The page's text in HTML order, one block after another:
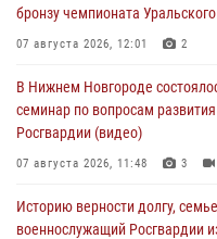
бронзу чемпионата
07 августа 2026, 12:01 2
В Нижнем Новгороде
семинар по вопросам
Росгвардии (видео)
07 августа 2026, 11:48 3
Историю верности долгу,
военнослужащий Росгвардии